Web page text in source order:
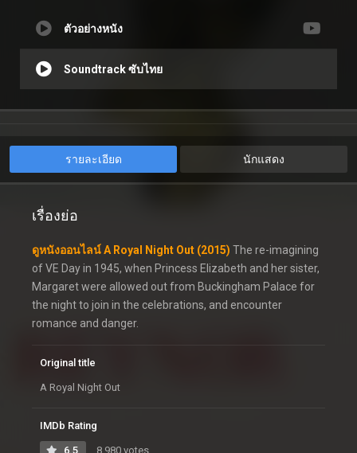
ตัวอย่างหนัง
Soundtrack ซับไทย
รายละเอียด นักแสดง
เรื่องย่อ
ดูหนังออนไลน์ A Royal Night Out (2015) The re-imagining
of VE Day in 1945, when Princess Elizabeth and her sister,
Margaret were allowed out from Buckingham Palace for
the night to join in the celebrations, and encounter
romance and danger.
Original title
A Royal Night Out
IMDb Rating
6.5 8,980 votes